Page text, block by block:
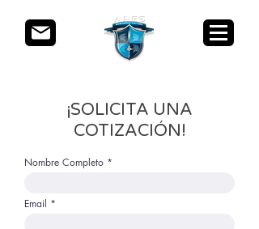
¡SOLICITA UNA
COTIZACIÓN!
Nombre Completo
Email